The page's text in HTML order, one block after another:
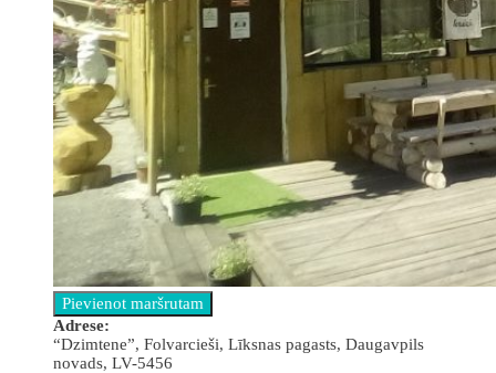
Аdrese:
“Dzimtene”, Folvarcieši, Līksnas pagasts, Daugavpils
novads, LV-5456